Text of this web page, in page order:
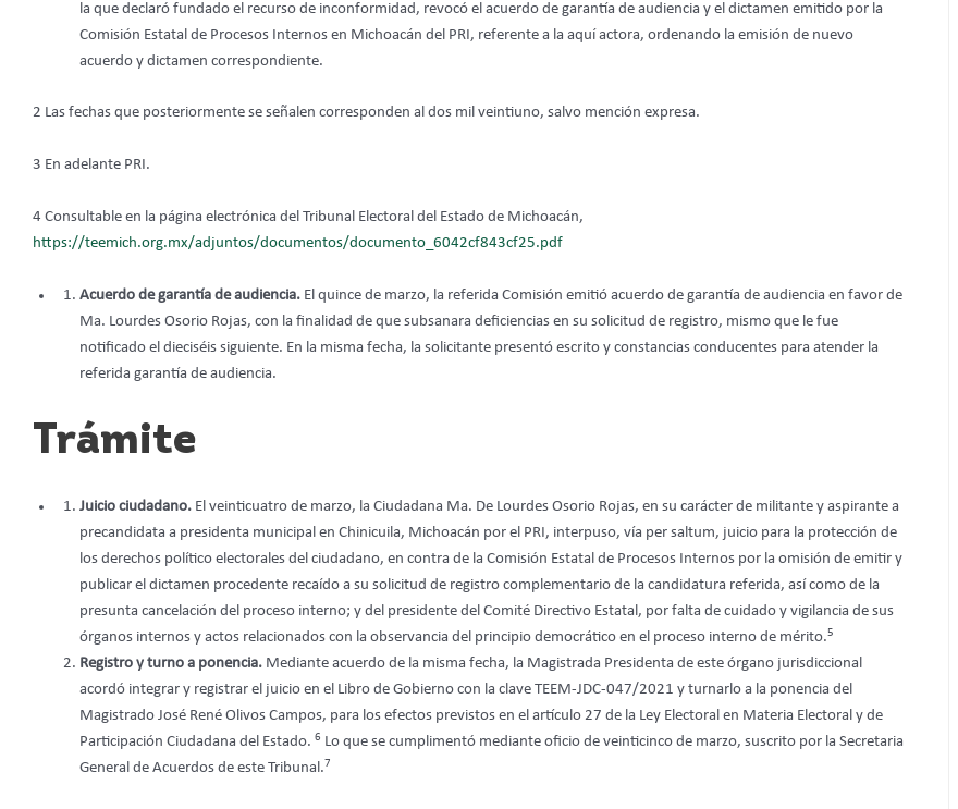
la que declaró fundado el recurso de inconformidad, revocó el acuerdo de garantía de audiencia y el dictamen emitido por la
Comisión Estatal de Procesos Internos en Michoacán del PRI, referente a la aquí actora, ordenando la emisión de nuevo
acuerdo y dictamen correspondiente.
2 Las fechas que posteriormente se señalen corresponden al dos mil veintiuno, salvo mención expresa.
3 En adelante PRI.
4 Consultable en la página electrónica del Tribunal Electoral del Estado de Michoacán,
https://teemich.org.mx/adjuntos/documentos/documento_6042cf843cf25.pdf
Acuerdo de garantía de audiencia. El quince de marzo, la referida Comisión emitió acuerdo de garantía de audiencia en favor de
Ma. Lourdes Osorio Rojas, con la finalidad de que subsanara deficiencias en su solicitud de registro, mismo que le fue
notificado el dieciséis siguiente. En la misma fecha, la solicitante presentó escrito y constancias conducentes para atender la
referida garantía de audiencia.
Trámite
Juicio ciudadano. El veinticuatro de marzo, la Ciudadana Ma. De Lourdes Osorio Rojas, en su carácter de militante y aspirante a
precandidata a presidenta municipal en Chinicuila, Michoacán por el PRI, interpuso, vía per saltum, juicio para la protección de
los derechos político electorales del ciudadano, en contra de la Comisión Estatal de Procesos Internos por la omisión de emitir y
publicar el dictamen procedente recaído a su solicitud de registro complementario de la candidatura referida, así como de la
presunta cancelación del proceso interno; y del presidente del Comité Directivo Estatal, por falta de cuidado y vigilancia de sus
órganos internos y actos relacionados con la observancia del principio democrático en el proceso interno de mérito.5
Registro y turno a ponencia. Mediante acuerdo de la misma fecha, la Magistrada Presidenta de este órgano jurisdiccional
acordó integrar y registrar el juicio en el Libro de Gobierno con la clave TEEM-JDC-047/2021 y turnarlo a la ponencia del
Magistrado José René Olivos Campos, para los efectos previstos en el artículo 27 de la Ley Electoral en Materia Electoral y de
Participación Ciudadana del Estado. 6 Lo que se cumplimentó mediante oficio de veinticinco de marzo, suscrito por la Secretaria
General de Acuerdos de este Tribunal.7